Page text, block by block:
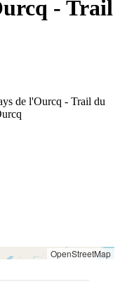
- Trail
de l'Ourcq - Trail du
OpenStreetMap